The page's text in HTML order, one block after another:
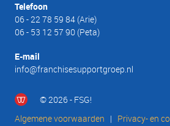
Telefoon
06 - 22 78 59 84 (Arie)
06 - 53 12 57 90 (Peta)
E-mail
info@franchisesupportgroep.nl
© 2026 - FSG!
Algemene voorwaarden | Privacy- en